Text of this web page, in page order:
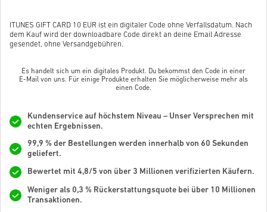
ITUNES GIFT CARD 10 EUR ist ein digitaler Code ohne Verfallsdatum. Nach
dem Kauf wird der downloadbare Code direkt an deine Email Adresse
gesendet, ohne Versandgebühren.
Es handelt sich um ein digitales Produkt. Du bekommst den Code in einer
E-Mail von uns. Für einige Produkte erhalten Sie möglicherweise mehr als
einen Code.
Kundenservice auf höchstem Niveau – Unser Versprechen mit
echten Ergebnissen.
99,9 % der Bestellungen werden innerhalb von 60 Sekunden
geliefert.
Bewertet mit 4,8/5 von über 3 Millionen verifizierten Käufern.
Weniger als 0,3 % Rückerstattungsquote bei über 10 Millionen
Transaktionen.